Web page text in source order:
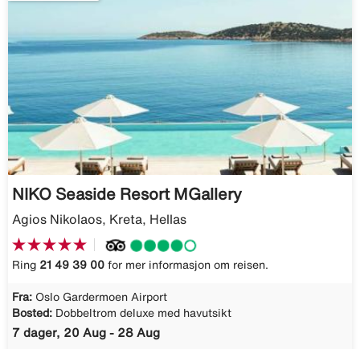
NIKO Seaside Resort MGallery
Agios Nikolaos, Kreta, Hellas
Ring 21 49 39 00 for mer informasjon om reisen.
Fra: Oslo Gardermoen Airport
Bosted: Dobbeltrom deluxe med havutsikt
7 dager, 20 Aug - 28 Aug